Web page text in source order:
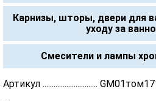
Карнизы, шторы, двери для
уходу за
Смесители и лампы
Артикул ..............................